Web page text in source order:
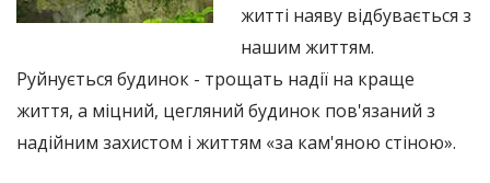
житті наяву відбувається з
нашим життям.
Руйнується будинок - трощать надії на краще
життя, а міцний, цегляний будинок пов'язаний з
надійним захистом і життям «за кам'яною стіною».